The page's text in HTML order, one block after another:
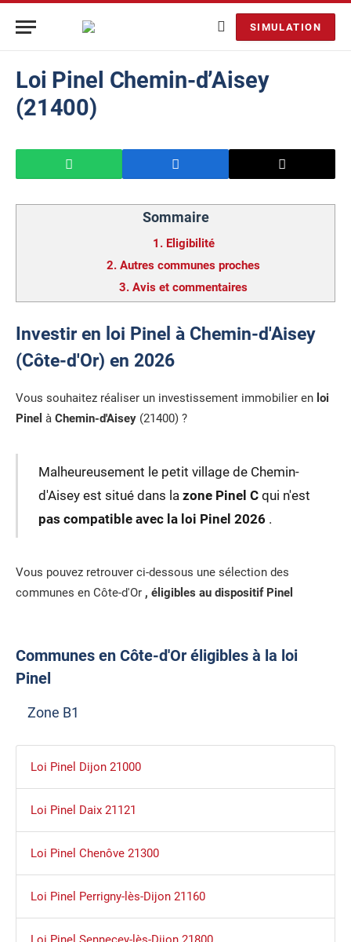
SIMULATION
Loi Pinel Chemin-d’Aisey
(21400)
Sommaire
1. Eligibilité
2. Autres communes proches
3. Avis et commentaires
Investir en loi Pinel à Chemin-d'Aisey
(Côte-d'Or) en 2026
Vous souhaitez réaliser un investissement immobilier en loi
Pinel à Chemin-d'Aisey (21400) ?
Malheureusement le petit village de Chemin-
d'Aisey est situé dans la zone Pinel Cqui n'est
pas compatible avec la loi Pinel 2026 .
Vous pouvez retrouver ci-dessous une sélection des
communes en Côte-d'Or , éligibles au dispositif Pinel
Communes en Côte-d'Or éligibles à la loi
Pinel
Zone B1
Loi Pinel Dijon 21000
Loi Pinel Daix 21121
Loi Pinel Chenôve 21300
Loi Pinel Perrigny-lès-Dijon 21160